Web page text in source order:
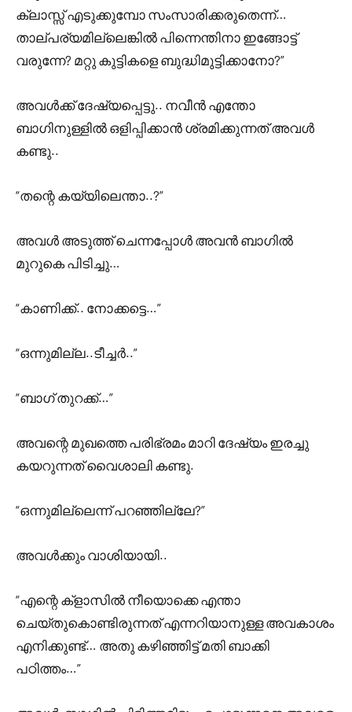
ക്ലാസ്സ്‌ എടുക്കുമ്പോ സംസാരിക്കരുതെന്ന്…
താല്പര്യമില്ലെങ്കിൽ പിന്നെന്തിനാ ഇങ്ങോട്ട്
വരുന്നേ? മറ്റു കുട്ടികളെ ബുദ്ധിമുട്ടിക്കാനോ?”
അവൾക്ക് ദേഷ്യപ്പെട്ടു.. നവീൻ എന്തോ
ബാഗിനുള്ളിൽ ഒളിപ്പിക്കാൻ ശ്രമിക്കുന്നത് അവൾ
കണ്ടു..
“തന്റെ കയ്യിലെന്താ..?”
അവൾ അടുത്ത് ചെന്നപ്പോൾ അവൻ ബാഗിൽ
മുറുകെ പിടിച്ചു…
“കാണിക്ക്.. നോക്കട്ടെ…”
“ഒന്നുമില്ല..ടീച്ചർ..”
“ബാഗ് തുറക്ക്…”
അവന്റെ മുഖത്തെ പരിഭ്രമം മാറി ദേഷ്യം ഇരച്ചു
കയറുന്നത് വൈശാലി കണ്ടു.
“ഒന്നുമില്ലെന്ന് പറഞ്ഞില്ലേ?”
അവൾക്കും വാശിയായി..
“എന്റെ ക്‌ളാസിൽ നീയൊക്കെ എന്താ
ചെയ്തുകൊണ്ടിരുന്നത് എന്നറിയാനുള്ള അവകാശം
എനിക്കുണ്ട്… അതു കഴിഞ്ഞിട്ട് മതി ബാക്കി
പഠിത്തം…”